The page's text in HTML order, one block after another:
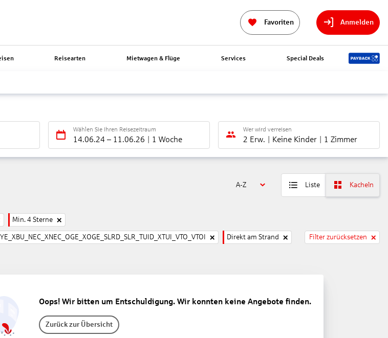
Favoriten Anmelden
Reisearten Mietwagen & Flüge Services Special Deals
Wählen Sie Ihren Reisezeitraum
14.06.24 – 11.06.26 1 Woche
Wer wird verreisen
2 Erw. Keine Kinder 1 Zimmer
A-Z Liste Kacheln
Min. 4 Sterne
Direkt am Strand Filter zurücksetzen
Oops! Wir bitten um Entschuldigung. Wir konnten keine Angebote finden.
Zurück zur Übersicht